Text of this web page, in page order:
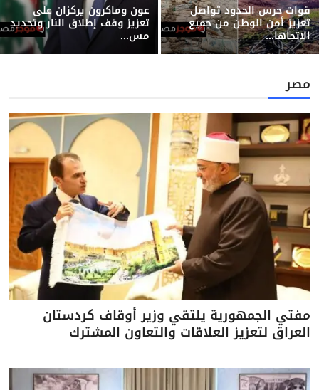
قوات حرس الحدود تواصل
تعزيز أمن الوطن من جميع
الاتجاها...
عون وماكرون يركزان على
تعزيز وقف إطلاق النار وتحديد
مس...
مصر
مفتي الجمهورية يلتقي وزير أوقاف كردستان
العراق لتعزيز العلاقات والتعاون المشترك